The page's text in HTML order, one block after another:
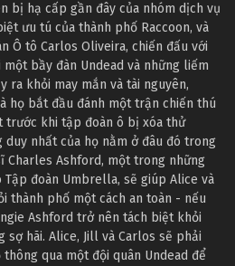
bị hạ cấp gần đây của nhóm dịch vụ
ưu tú của thành phố Raccoon, và
Ô tô Carlos Oliveira, chiến đấu với
bầy đàn Undead và những liếm
ra khỏi may mắn và tài nguyên,
họ bắt đầu đánh một trận chiến thú
trước khi tập đoàn ô bị xóa thử
duy nhất của họ nằm ở đâu đó trong
Charles Ashford, một trong những
Tập đoàn Umbrella, sẽ giúp Alice và
thành phố một cách an toàn - nếu
Ashford trở nên tách biệt khỏi
hãi. Alice, Jill và Carlos sẽ phải
qua một đội quân Undead để